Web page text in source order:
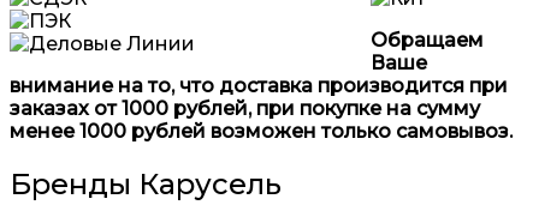
Обращаем
Ваше
внимание на то, что доставка производится при
заказах от 1000 рублей, при покупке на сумму
менее 1000 рублей возможен только самовывоз.
Бренды Карусель